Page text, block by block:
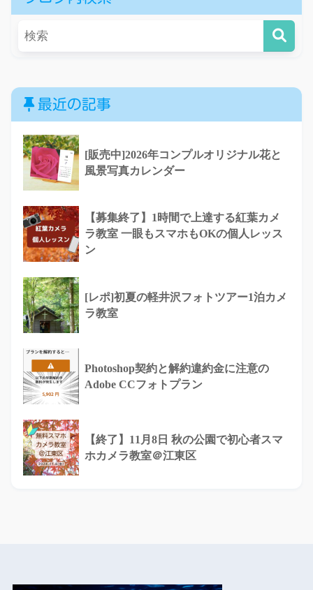
最近の記事
[販売中]2026年コンプルオリジナル花と
風景写真カレンダー
【募集終了】1時間で上達する紅葉カメ
ラ教室 一眼もスマホもOKの個人レッス
ン
[レポ]初夏の軽井沢フォトツアー1泊カメ
ラ教室
Photoshop契約と解約違約金に注意の
Adobe CCフォトプラン
【終了】11月8日 秋の公園で初心者スマ
ホカメラ教室＠江東区